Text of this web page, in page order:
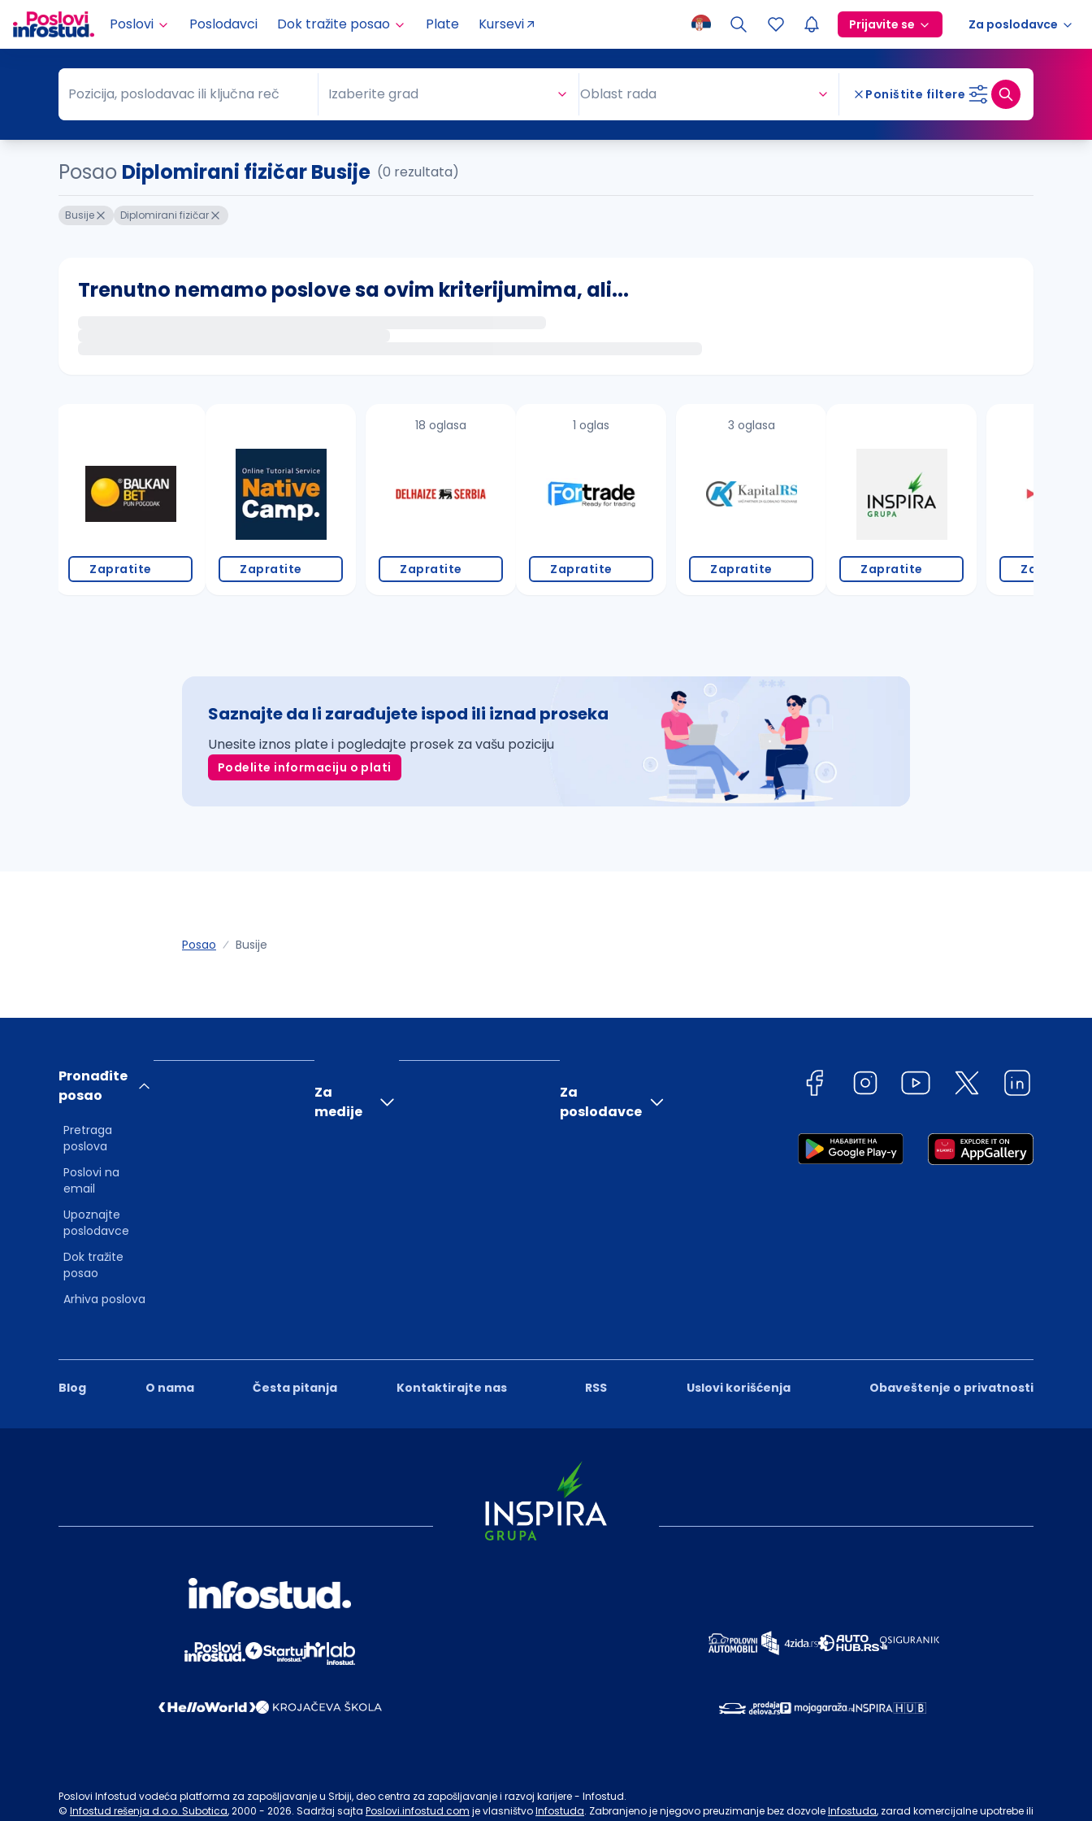
Poslovi Poslodavci Dok tražite posao Plate Kursevi Prijavite se Za poslodavce
Pozicija, poslodavac ili ključna reč
Pozicija, poslodavac ili ključna reč Grad
Izaberite grad Oblast rada Poništite filtere
Posao Diplomirani fizičar Busije (0 rezultata)
Busije Diplomirani fizičar
Trenutno nemamo poslove sa ovim kriterijumima, ali...
proverite pravopisne greške (koristite č, ć, š, đ, ž, dž)
povećajte radijus za odabrani grad
Zapratite Zapratite
18 oglasa
Zapratite
1 oglas
Zapratite
3 oglasa
Zapratite Zapratite Zapratite
Saznajte da li zarađujete ispod ili iznad proseka
Unesite iznos plate i pogledajte prosek za vašu poziciju
Podelite informaciju o plati
Posao Busije
Blog O nama Česta pitanja Kontaktirajte nas RSS Uslovi korišćenja Obaveštenje o privatnosti
Pronađite
posao
Pretraga
poslova
Poslovi na
email
Upoznajte
poslodavce
Dok tražite
posao
Arhiva poslova
Za
medije
Za
poslodavce
Poslovi Infostud vodeća platforma za zapošljavanje u Srbiji, deo centra za zapošljavanje i razvoj karijere - Infostud.
© Infostud rešenja d.o.o. Subotica, 2000 - 2026. Sadržaj sajta Poslovi.infostud.com je vlasništvoInfostuda. Zabranjeno je njegovo preuzimanje bez dozvoleInfostuda, zarad komercijalne upotrebe ili